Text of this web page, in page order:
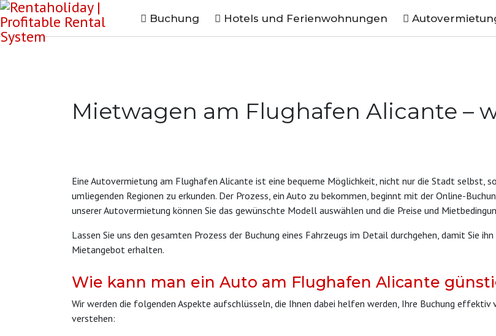
Buchung Hotels und Ferienwohnungen
Mietwagen am Flughafen Alicante –
Eine Autovermietung am Flughafen Alicante ist eine bequeme Möglichkeit, nicht nur die Stadt selbst,
umliegenden Regionen zu erkunden. Der Prozess, ein Auto zu bekommen, beginnt mit der Online-
unserer Autovermietung können Sie das gewünschte Modell auswählen und die Preise und
Lassen Sie uns den gesamten Prozess der Buchung eines Fahrzeugs im Detail durchgehen, damit Sie
Mietangebot erhalten.
Wie kann man ein Auto am Flughafen Alicante
Wir werden die folgenden Aspekte aufschlüsseln, die Ihnen dabei helfen werden, Ihre Buchung
verstehen: